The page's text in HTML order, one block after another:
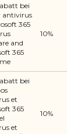
bei
antivirus
365
and
365
10%
bei
et
365
et
10%